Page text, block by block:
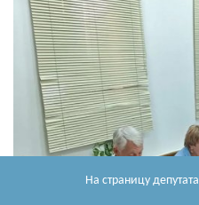
На страницу депутата